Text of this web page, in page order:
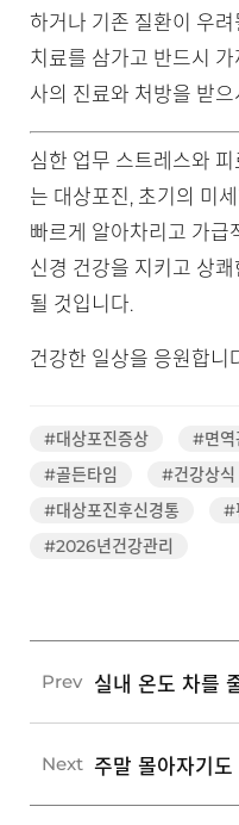
하거나 기존 질환이 우
치료를 삼가고 반드시
사의 진료와 처방을 받
심한 업무 스트레스와
는 대상포진, 초기의 미
빠르게 알아차리고 가급
신경 건강을 지키고 상
될 것입니다.
건강한 일상을 응원합니
#대상포진증상 #면역
#골든타임
#건강상식
#대상포진후신경통
#
#2026년건강관리
Prev
Next